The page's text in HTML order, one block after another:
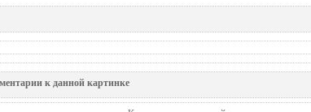
к данной картинке